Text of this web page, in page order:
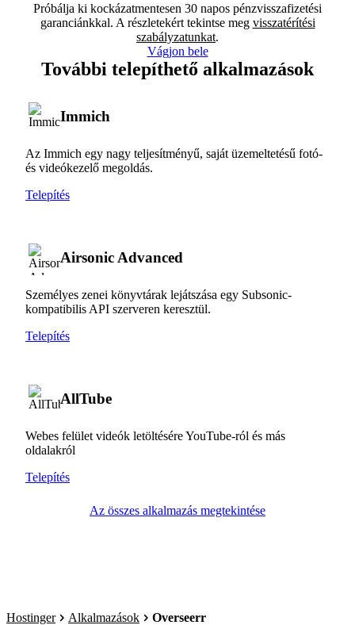
Próbálja ki kockázatmentesen 30 napos pénzvisszafizetési
garanciánkkal. A részletekért tekintse meg visszatérítési
szabályzatunkat.
Vágjon bele
További telepíthető alkalmazások
Immich
Az Immich egy nagy teljesítményű, saját üzemeltetésű fotó-
és videókezelő megoldás.
Telepítés
Airsonic Advanced
Személyes zenei könyvtárak lejátszása egy Subsonic-
kompatibilis API szerveren keresztül.
Telepítés
AllTube
Webes felület videók letöltésére YouTube-ról és más
oldalakról
Telepítés
Az összes alkalmazás megtekintése
Hostinger Alkalmazások Overseerr